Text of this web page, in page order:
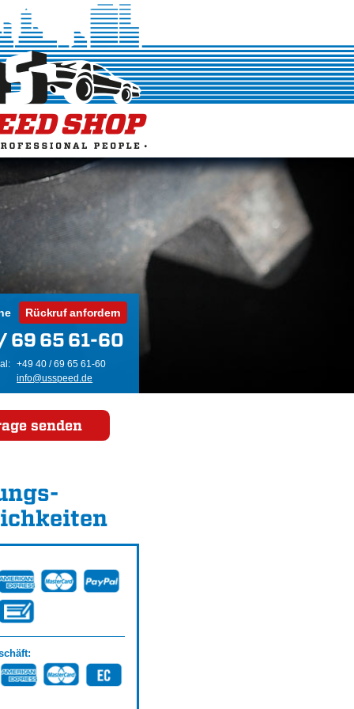
Rückruf anfordern
69 65 61-60
+49 40 / 69 65 61-60
info@usspeed.de
senden